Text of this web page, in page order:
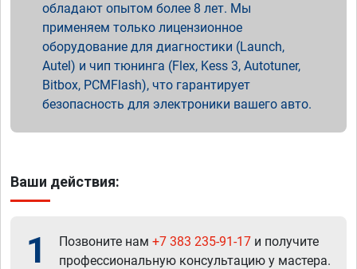
обладают опытом более 8 лет. Мы
применяем только лицензионное
оборудование для диагностики (Launch,
Autel) и чип тюнинга (Flex, Kess 3, Autotuner,
Bitbox, PCMFlash), что гарантирует
безопасность для электроники вашего авто.
Ваши действия:
1 Позвоните нам +7 383 235-91-17 и получите
профессиональную консультацию у мастера.